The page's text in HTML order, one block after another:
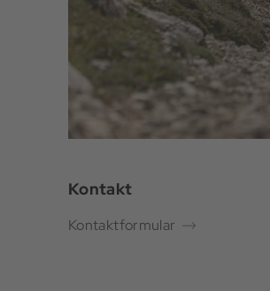
Kontakt
Kontaktformular